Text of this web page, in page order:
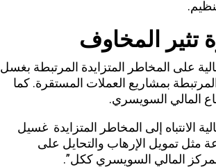
تثير المخاوف
على المخاطر المتزايدة المرتبطة بغسل
بمشاريع العملات المستقرة. كما
المالي السويسري.
الانتباه إلى المخاطر المتزايدة غسيل
مثل تمويل الإرهاب والتحايل على
المالي السويسري ككل”.